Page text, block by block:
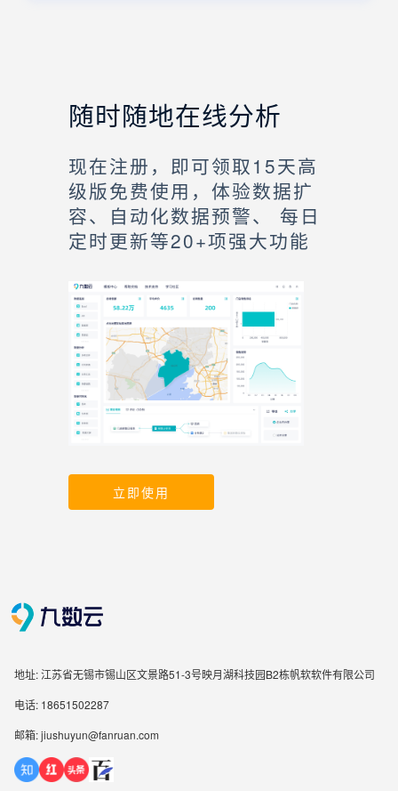
随时随地在线分析
现在注册，即可领取15天高
级版免费使用，体验数据扩
容、自动化数据预警、 每日
定时更新等20+项强大功能
立即使用
地址: 江苏省无锡市锡山区文景路51-3号映月湖科技园B2栋帆软软件有限公司
电话: 18651502287
邮箱: jiushuyun@fanruan.com